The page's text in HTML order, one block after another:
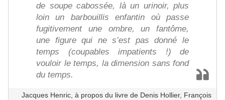
de soupe cabossée, là un urinoir, plus
loin un barbouillis enfantin où passe
fugitivement une ombre, un fantôme,
une figure qui ne s’est pas donné le
temps (coupables impatients !) de
vouloir le temps, la dimension sans fond
du temps.
Jacques Henric, à propos du livre de Denis Hollier, François